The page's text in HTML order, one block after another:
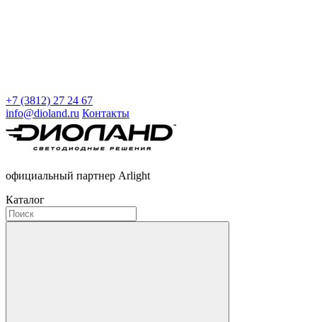
+7 (3812) 27 24 67
info@dioland.ru Контакты
официальный партнер Arlight
Каталог